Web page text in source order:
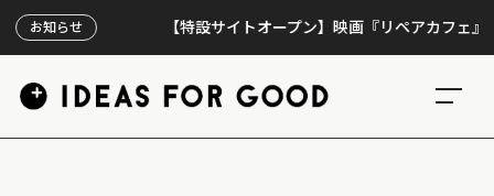
お知らせ 【特設サイトオープン】映画『リペアカフェ』、